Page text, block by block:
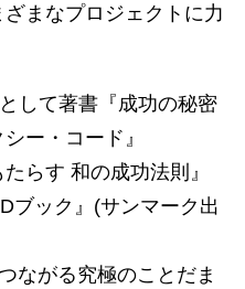
まなプロジェクトに力
して著書『成功の秘密
ー・コード』
らす 和の成功法則』
ブック』(サンマーク出
ながる究極のことだま